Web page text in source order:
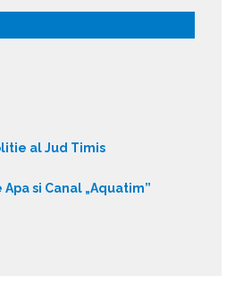
al Jud Timis
si Canal „Aquatim”